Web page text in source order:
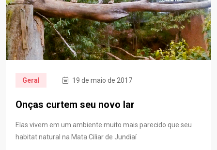
Geral 19 de maio de 2017
Onças curtem seu novo lar
Elas vivem em um ambiente muito mais parecido que seu
habitat natural na Mata Ciliar de Jundiaí